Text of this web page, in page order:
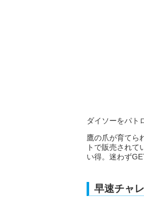
ダイソーをパト
鷹の爪が育てら
トで販売され
い得。迷わず
早速チャ